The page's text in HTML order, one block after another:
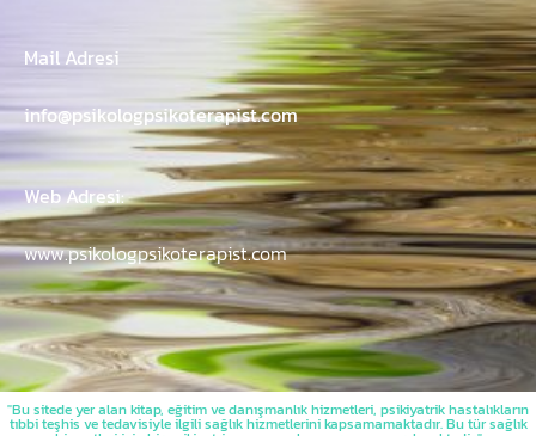
Mail Adresi
info@psikologpsikoterapist.com
Web Adresi:
www.psikologpsikoterapist.com
"Bu sitede yer alan kitap, eğitim ve danışmanlık hizmetleri, psikiyatrik hastalıkların
tıbbi teşhis ve tedavisiyle ilgili sağlık hizmetlerini kapsamamaktadır. Bu tür sağlık